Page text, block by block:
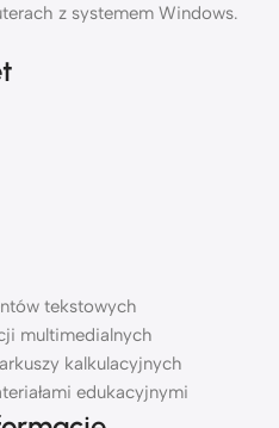
z systemem Windows.
tekstowych
multimedialnych
kalkulacyjnych
edukacyjnymi